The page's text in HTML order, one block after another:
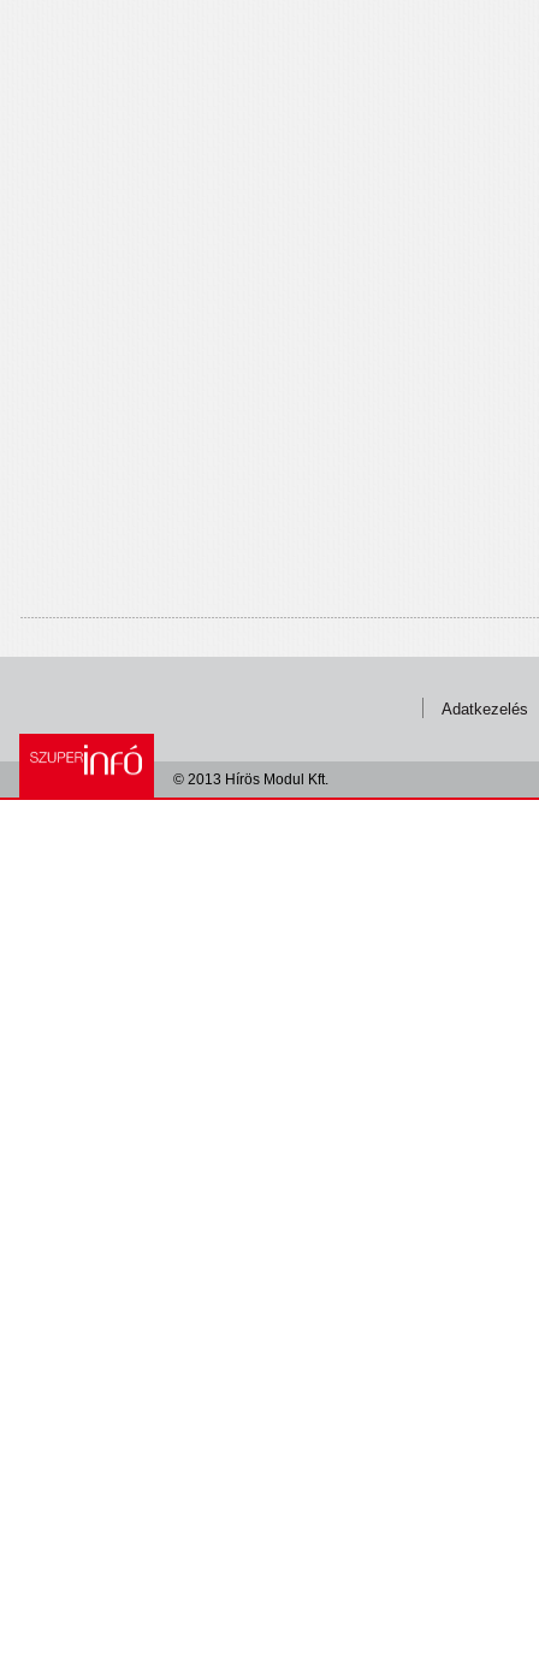
Adatkezelés
© 2013 Hírös Modul Kft.